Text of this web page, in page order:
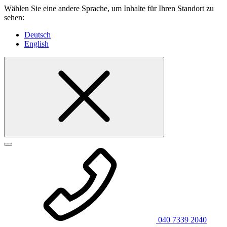
Wählen Sie eine andere Sprache, um Inhalte für Ihren Standort zu
sehen:
Deutsch
English
040 7339 2040